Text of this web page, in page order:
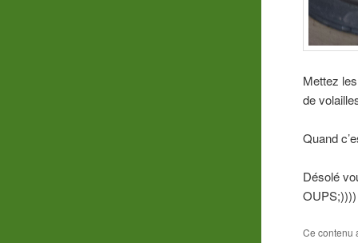
Mettez
de
Quand
Désolé
OUPS;))))
Ce contenu